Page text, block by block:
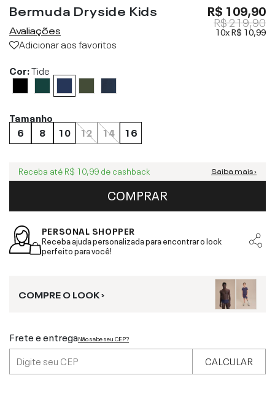
Bermuda Dryside Kids
Avaliações
Adicionar aos favoritos
R$ 109,90
R$ 219,90
10xR$ 10,99
Cor:Tide
Tamanho
6
8 10 12 14 16
Receba até R$ 10,99 de cashback Saiba mais ›
COMPRAR
PERSONAL SHOPPER
Receba ajuda personalizada para encontrar o look
perfeito para você!
COMPRE O LOOK ›
Frete e entregaNão sabe seu CEP?
CALCULAR